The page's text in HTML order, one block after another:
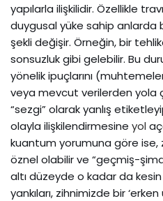
yapılarla ilişkilidir. Özellikle
duygusal yüke sahip anlarda
şekli değişir. Örneğin, bir
sonsuzluk gibi gelebilir. Bu
yönelik ipuçlarını
veya mevcut verilerden yola
“sezgi” olarak yanlış
olayla ilişkilendirmesine yol
kuantum yorumuna göre ise,
öznel olabilir ve “geçmiş-
altı düzeyde o kadar da kesin
yankıları, zihnimizde bir